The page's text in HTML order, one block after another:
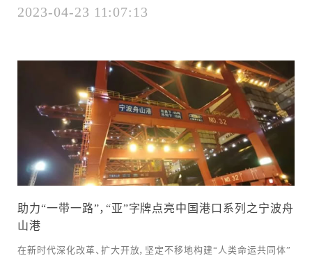
2023-04-23 11:07:13
助力“一带一路”，“亚”字牌点亮中国港口系列之宁波舟
山港
在新时代深化改革、扩大开放，坚定不移地构建“人类命运共同体”